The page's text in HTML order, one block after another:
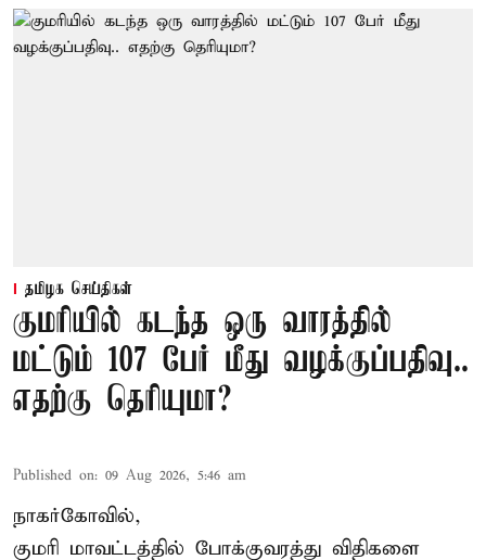
தமிழக செய்திகள்
குமரியில் கடந்த ஒரு வாரத்தில்
மட்டும் 107 பேர் மீது வழக்குப்பதிவு..
எதற்கு தெரியுமா?
Published on: 09 Aug 2026, 5:46 am
நாகர்கோவில்,
குமரி மாவட்டத்தில் போக்குவரத்து விதிகளை